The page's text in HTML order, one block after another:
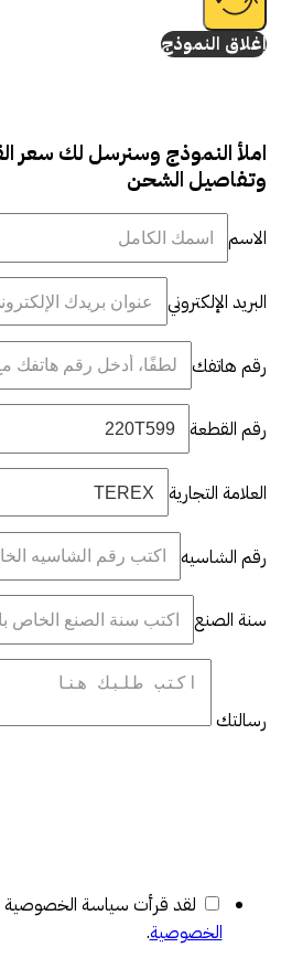
إغلاق النموذج
املأ النموذج وسنرسل لك سعر
وتفاصيل الشحن
الاسم
البريد الإلكتروني
رقم هاتفك
رقم القطعة
العلامة التجارية
رقم الشاسيه
سنة الصنع
رسالتك
لقد قرأت سياسة الخصوصية
الخصوصية.